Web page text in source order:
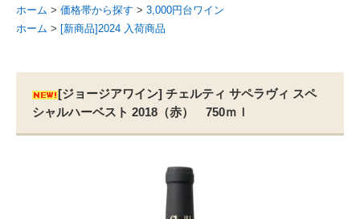
ホーム > 価格帯から探す > 3,000円台ワイン
ホーム > [新商品]2024 入荷商品
[ジョージアワイン] チェルティ サペラヴィ スペ
シャルハーベスト 2018（赤） 750ｍｌ